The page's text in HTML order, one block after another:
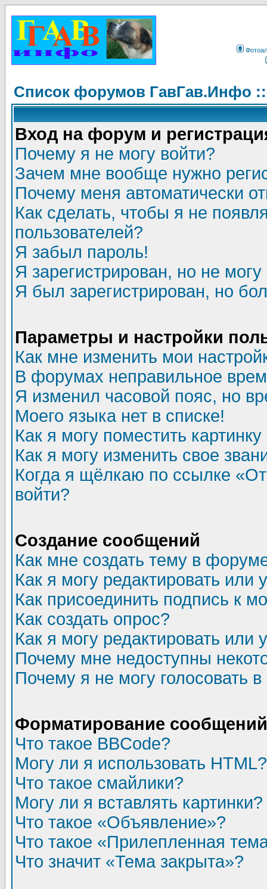
Список форумов ГавГав.Инфо
Вход на форум и
Почему я не могу войти?
Зачем мне вообще нужно
Почему меня автоматически
Как сделать, чтобы я не
пользователей?
Я забыл пароль!
Я зарегистрирован, но не могу
Я был зарегистрирован, но
Параметры и настройки
Как мне изменить мои
В форумах неправильное
Я изменил часовой пояс, но
Моего языка нет в списке!
Как я могу поместить
Как я могу изменить свое
Когда я щёлкаю по ссылке
войти?
Создание сообщений
Как мне создать тему в
Как я могу редактировать или
Как присоединить подпись к
Как создать опрос?
Как я могу редактировать или
Почему мне недоступны
Почему я не могу голосовать
Форматирование
Что такое BBCode?
Могу ли я использовать HTML?
Что такое смайлики?
Могу ли я вставлять картинки?
Что такое «Объявление»?
Что такое «Прилепленная
Что значит «Тема закрыта»?